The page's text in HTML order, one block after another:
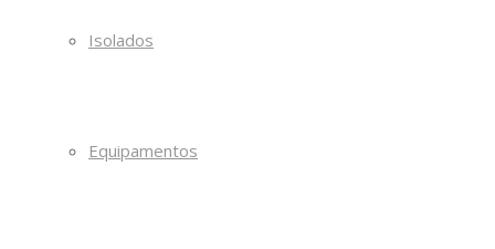
Isolados
Equipamentos